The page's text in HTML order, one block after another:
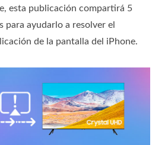
esta publicación compartirá 5
para ayudarlo a resolver el
de la pantalla del iPhone.